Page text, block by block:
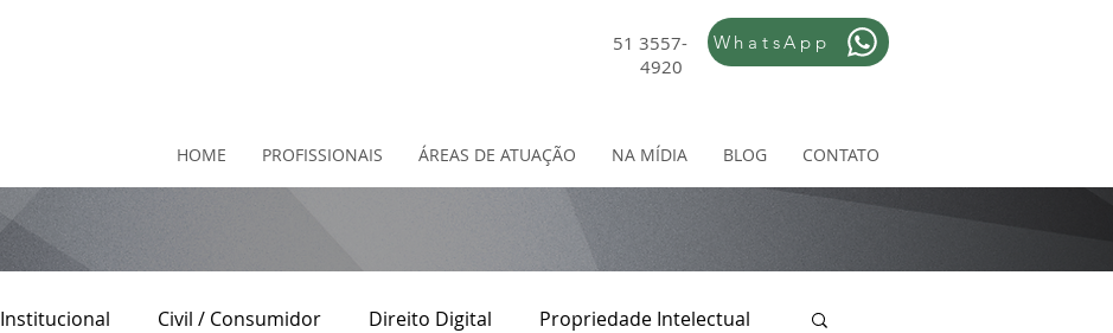
51 3557-
4920
WhatsApp
HOME PROFISSIONAIS ÁREAS DE ATUAÇÃO NA MÍDIA BLOG CONTATO
Institucional Civil / Consumidor Direito Digital Propriedade Intelectual